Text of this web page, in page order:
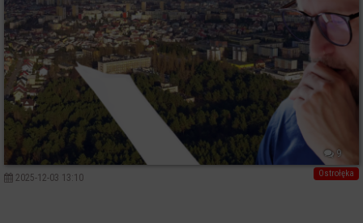
9
Ostrołęka
2025-12-03 13:10